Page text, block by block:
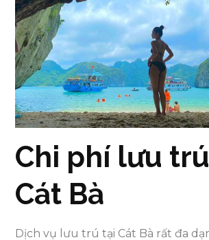
Chi phí lưu
Cát Bà
Dịch vụ lưu trú tại Cát Bà rất đa